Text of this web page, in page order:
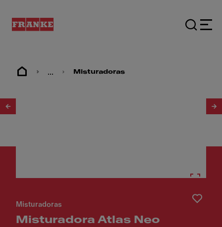
... Misturadoras
Misturadoras
Misturadora Atlas Neo